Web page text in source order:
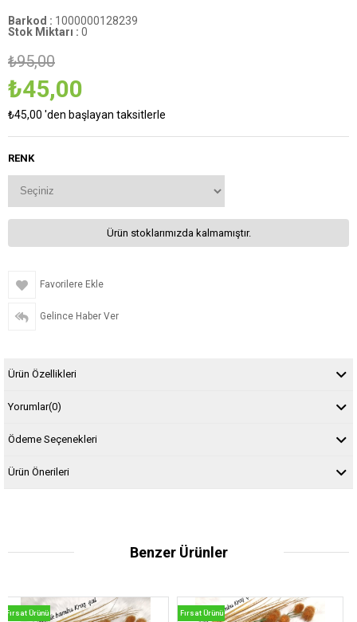
Barkod : 1000000128239
Stok Miktarı : 0
₺95,00
₺45,00
₺45,00 'den başlayan taksitlerle
RENK
Ürün stoklarımızda kalmamıştır.
Favorilere Ekle
Gelince Haber Ver
Ürün Özellikleri
Yorumlar(0)
Ödeme Seçenekleri
Ürün Önerileri
Benzer Ürünler
Fırsat Ürünü